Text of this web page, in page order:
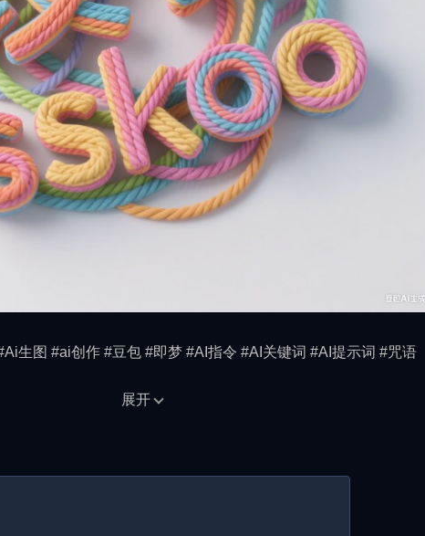
生图 #ai创作 #豆包 #即梦 #AI指令 #AI关键词 #AI提示词 #咒语
展开